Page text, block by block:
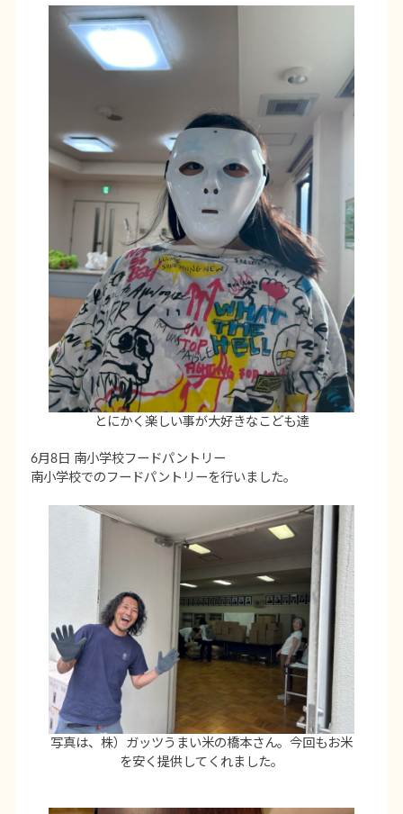
とにかく楽しい事が大好きなこども達
6月8日 南小学校フードパントリー
南小学校でのフードパントリーを行いました。
写真は、株）ガッツうまい米の橋本さん。今回もお米
を安く提供してくれました。